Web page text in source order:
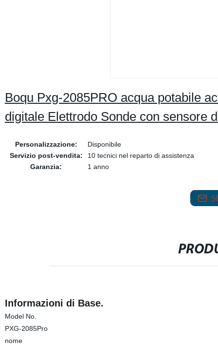
Boqu Pxg-2085PRO acqua potabile
digitale Elettrodo Sonde con sensore
Personalizzazione:
Disponibile
Servizio post-vendita:
10 tecnici nel reparto di assistenza
Garanzia:
1 anno
Informazioni di Base.
Model No.
PXG-2085Pro
nome